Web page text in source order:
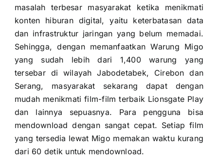
masalah terbesar masyarakat ketika menikmati
konten hiburan digital, yaitu keterbatasan data
dan infrastruktur jaringan yang belum memadai.
Sehingga, dengan memanfaatkan Warung Migo
yang sudah lebih dari 1,400 warung yang
tersebar di wilayah Jabodetabek, Cirebon dan
Serang, masyarakat sekarang dapat dengan
mudah menikmati film-film terbaik Lionsgate Play
dan lainnya sepuasnya. Para pengguna bisa
mendownload dengan sangat cepat. Setiap film
yang tersedia lewat Migo memakan waktu kurang
dari 60 detik untuk mendownload.